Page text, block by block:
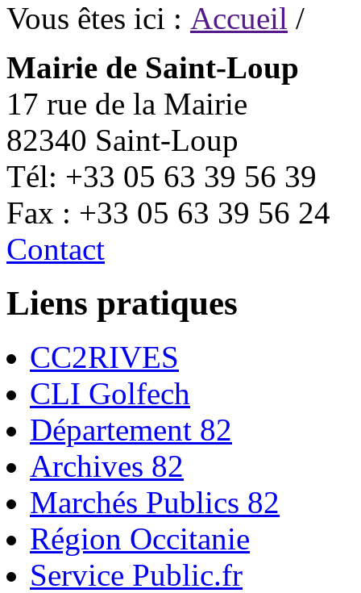
Vous êtes ici : Accueil /
Mairie de Saint-Loup
17 rue de la Mairie
82340 Saint-Loup
Tél: +33 05 63 39 56 39
Fax : +33 05 63 39 56 24
Contact
Liens pratiques
CC2RIVES
CLI Golfech
Département 82
Archives 82
Marchés Publics 82
Région Occitanie
Service Public.fr